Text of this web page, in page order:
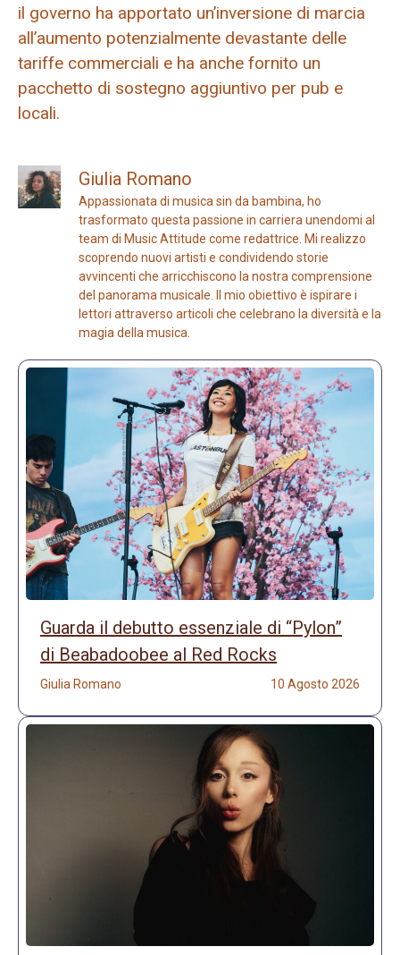
il governo ha apportato un’inversione di marcia
all’aumento potenzialmente devastante delle
tariffe commerciali e ha anche fornito un
pacchetto di sostegno aggiuntivo per pub e
locali.
Giulia Romano
Appassionata di musica sin da bambina, ho
trasformato questa passione in carriera unendomi al
team di Music Attitude come redattrice. Mi realizzo
scoprendo nuovi artisti e condividendo storie
avvincenti che arricchiscono la nostra comprensione
del panorama musicale. Il mio obiettivo è ispirare i
lettori attraverso articoli che celebrano la diversità e la
magia della musica.
Guarda il debutto essenziale di “Pylon”
di Beabadoobee al Red Rocks
Giulia Romano 10 Agosto 2026